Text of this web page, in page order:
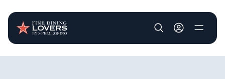
User account